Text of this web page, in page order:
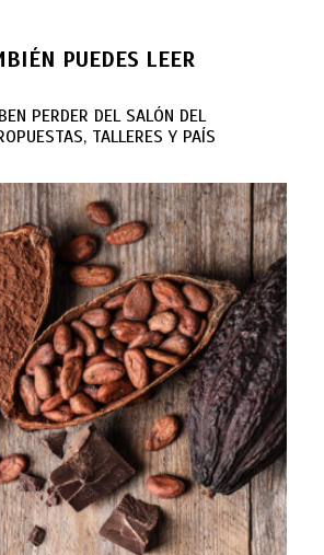
PUEDES LEER
PERDER DEL SALÓN DEL
TALLERES Y PAÍS